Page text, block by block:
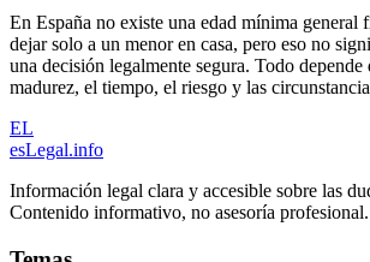
En España no existe una edad mínima general
dejar solo a un menor en casa, pero eso no
una decisión legalmente segura. Todo depende
madurez, el tiempo, el riesgo y las
EL
esLegal.info
Información legal clara y accesible sobre las
Contenido informativo, no asesoría profesional.